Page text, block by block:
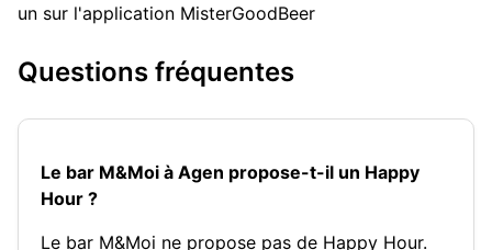
un sur l'application MisterGoodBeer
Questions fréquentes
Le bar M&Moi à Agen propose-t-il un Happy
Hour ?
Le bar M&Moi ne propose pas de Happy Hour.